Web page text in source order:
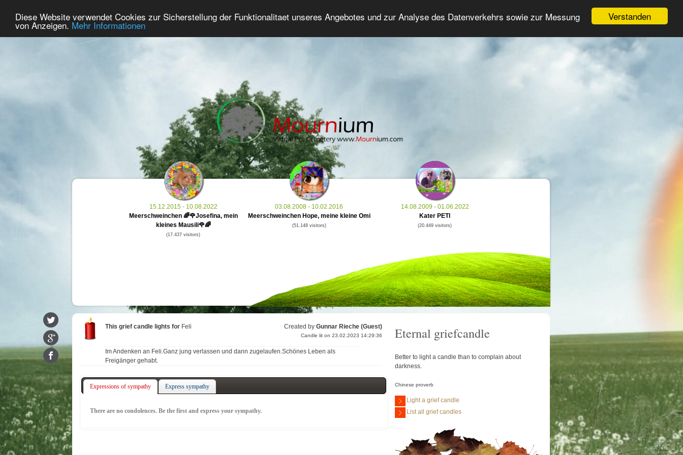
Verstanden
Diese Website verwendet Cookies zur Sicherstellung der Funktionalitaet unseres Angebotes und zur Analyse des Datenverkehrs sowie zur Messung
von Anzeigen. Mehr Informationen
Home Premium Commemorate Grief Pet Forum Advanced Search Login/Register
15.12.2015 - 10.08.2022
Meerschweinchen 🌈🌹Josefina, mein
kleines Mausili🌹🌈
(17.437 visitors)
03.08.2008 - 10.02.2016
Meerschweinchen Hope, meine kleine Omi
(51.148 visitors)
14.08.2009 - 01.06.2022
Kater PETI
(20.449 visitors)
This grief candle lights for Feli Created by Gunnar Rieche (Guest)
Candle lit on 23.02.2023 14:29:36
Im Andenken an Feli.Ganz jung verlassen und dann zugelaufen.Schönes Leben als
Freigänger gehabt.
Expressions of sympathy Express sympathy
There are no condolences. Be the first and express your sympathy.
Eternal griefcandle
Better to light a candle than to complain about
darkness.
Chinese proverb
Light a grief candle
List all grief candles